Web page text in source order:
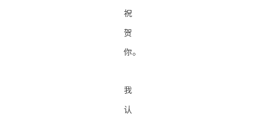
祝
贺
你。
我
认